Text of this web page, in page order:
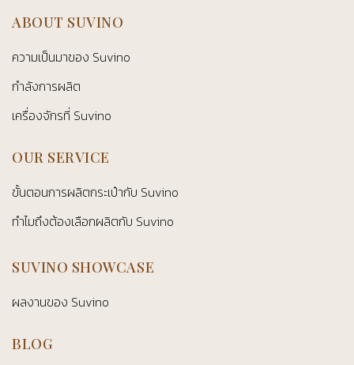
ABOUT SUVINO
ความเป็นมาของ Suvino
กำลังการผลิต
เครื่องจักรที่ Suvino
OUR SERVICE
ขั้นตอนการผลิตกระเป๋ากับ Suvino
ทำไมถึงต้องเลือกผลิตกับ Suvino
SUVINO SHOWCASE
ผลงานของ Suvino
BLOG